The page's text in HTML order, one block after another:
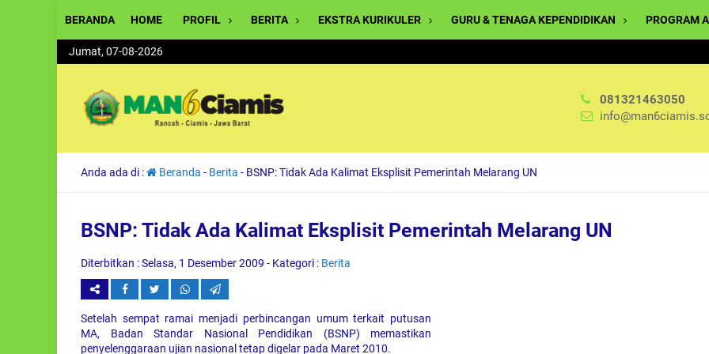
BERANDA HOME PROFIL BERITA EKSTRA KURIKULER GURU & TENAGA KEPENDIDIKAN PROGRAM
Jumat, 07-08-2026
081321463050
Anda ada di : Beranda - Berita - BSNP: Tidak Ada Kalimat Eksplisit Pemerintah Melarang UN
BSNP: Tidak Ada Kalimat Eksplisit Pemerintah Melarang UN
Diterbitkan :Selasa, 1 Desember 2009 - Kategori : Berita
Setelah sempat ramai menjadi perbincangan umum terkait putusan
MA, Badan Standar Nasional Pendidikan (BSNP) memastikan
penyelenggaraan ujian nasional tetap digelar pada Maret 2010.